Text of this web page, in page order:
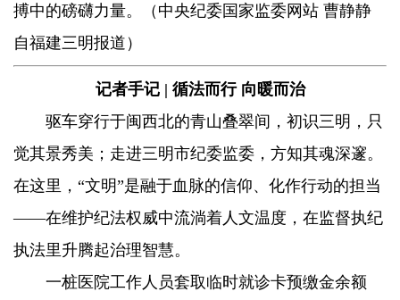
搏中的磅礴力量。（中央纪委国家监委网站 曹静静
自福建三明报道）
记者手记 | 循法而行 向暖而治
驱车穿行于闽西北的青山叠翠间，初识三明，只
觉其景秀美；走进三明市纪委监委，方知其魂深邃。
在这里，“文明”是融于血脉的信仰、化作行动的担当
——在维护纪法权威中流淌着人文温度，在监督执纪
执法里升腾起治理智慧。
一桩医院工作人员套取临时就诊卡预缴金余额